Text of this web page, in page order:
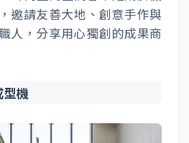
邀請友善大地、創意手作與
人，分享用心獨創的成果商
型機